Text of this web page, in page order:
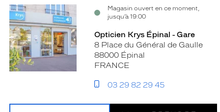
Magasin ouvert en ce moment,
jusqu’à 19:00
Opticien Krys Épinal - Gare
8 Place du Général de Gaulle
88000 Épinal
FRANCE
03 29 82 29 45